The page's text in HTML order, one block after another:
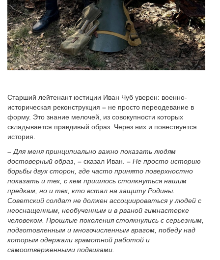
Старший лейтенант юстиции Иван Чуб уверен: военно-
историческая реконструкция – не просто переодевание в
форму. Это знание мелочей, из совокупности которых
складывается правдивый образ. Через них и повествуется
история.
–Для меня принципиально важно показать людям
достоверный образ, – сказал Иван. – Не просто историю
борьбы двух сторон, где часто принято поверхностно
показать и тех, с кем пришлось столкнуться нашим
предкам, но и тех, кто встал на защиту Родины.
Советский солдат не должен ассоциироваться у людей с
неоснащенным, необученным и в рваной гимнастерке
человеком. Прошлые поколения столкнулись с серьезным,
подготовленным и многочисленным врагом, победу над
которым одержали грамотной работой и
самоотверженными подвигами.